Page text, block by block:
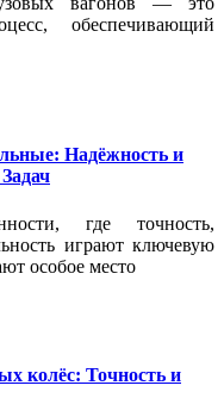
обеспечивающий
Надёжность и
где точность,
играют ключевую
особое место
колёс: Точность и